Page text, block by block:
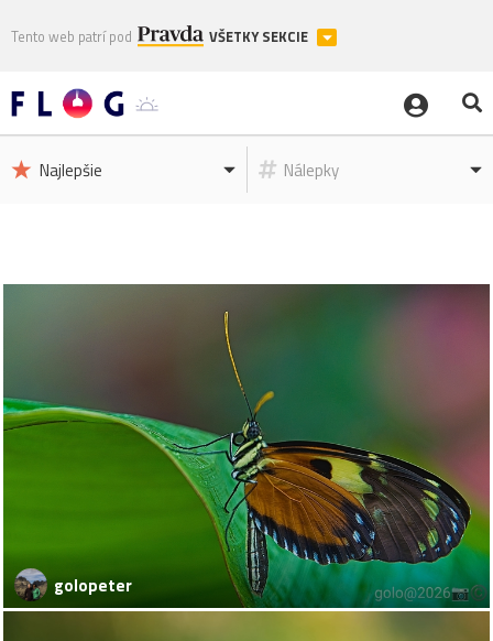
Tento web patrí pod VŠETKY SEKCIE
Najlepšie Nálepky
golopeter